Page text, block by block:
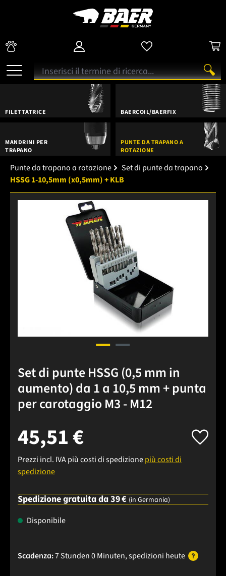
FILETTATRICE BAERCOIL/BAERFIX
MANDRINI PER
TRAPANO
PUNTE DA TRAPANO A
ROTAZIONE
Punte da trapano a rotazione
Set di punte da trapano
HSSG 1-10,5mm (x0,5mm) + KLB
Salta la galleria di immagini
Set di punte HSSG (0,5 mm in
aumento) da 1 a 10,5 mm + punta
per carotaggio M3 - M12
45,51 €
Prezzi incl. IVA più costi di spedizionepiù costi di
spedizione
Spedizione gratuita da 39 € (in Germania)
Disponibile
Scadenza:7 Stunden 0 Minuten, spedizioni heute